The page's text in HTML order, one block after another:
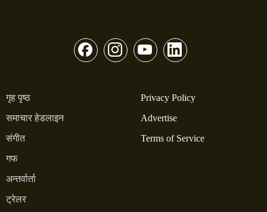
गृह पृष्ठ
समाचार हेडलाइन
संगीत
गफ
अन्तर्वार्ता
ट्रेलर
Privacy Policy
Advertise
Terms of Service